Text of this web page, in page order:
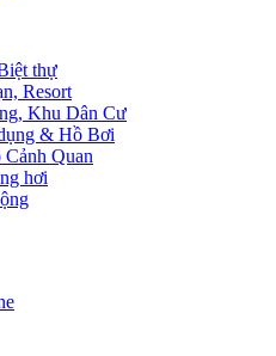
thự
Resort
Khu Dân Cư
& Hồ Bơi
Quan
hơi